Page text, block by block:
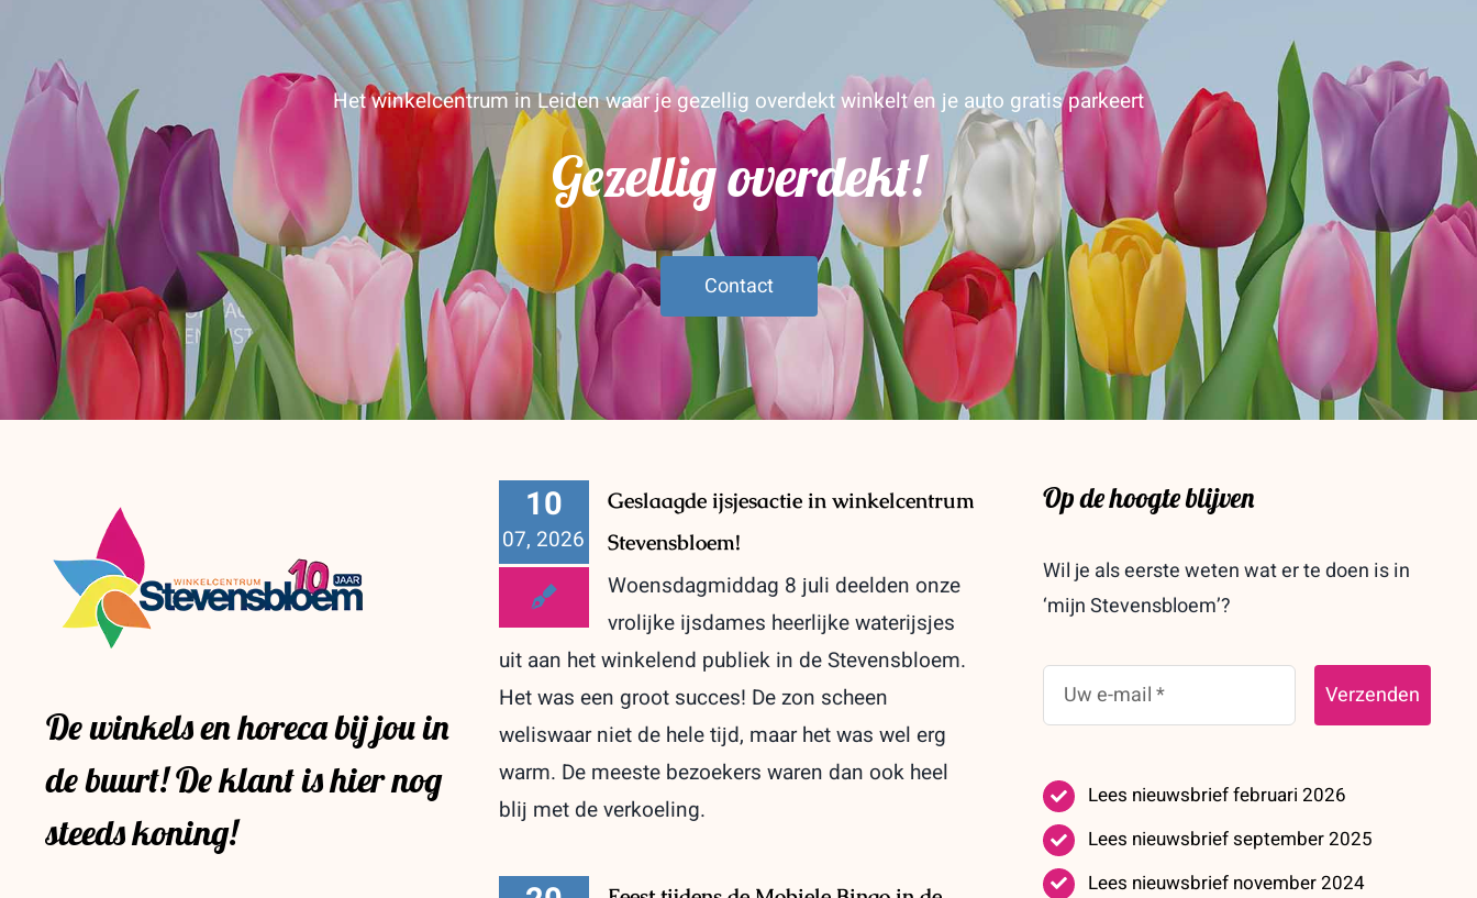
Het winkelcentrum in Leiden waar je gezellig overdekt winkelt en je auto gratis parkeert
Gezellig overdekt!
Contact
De winkels en horeca bij jou in
de buurt! De klant is hier nog
steeds koning!
10
07, 2026
Geslaagde ijsjesactie in winkelcentrum
Stevensbloem!
Woensdagmiddag 8 juli deelden onze
vrolijke ijsdames heerlijke waterijsjes
uit aan het winkelend publiek in de Stevensbloem.
Het was een groot succes! De zon scheen
weliswaar niet de hele tijd, maar het was wel erg
warm. De meeste bezoekers waren dan ook heel
blij met de verkoeling.
Op de hoogte blijven
Wil je als eerste weten wat er te doen is in
‘mijn Stevensbloem’?
Verzenden
Lees nieuwsbrief februari 2026
Lees nieuwsbrief september 2025
Lees nieuwsbrief november 2024